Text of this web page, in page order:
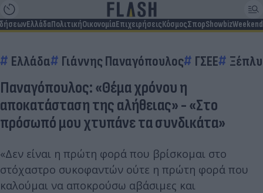
ΕλλάδαΠολιτικήΟικονομίαΕπιχειρήσειςΚόσμοςΣπορShowbizWeekend
Ελλάδα Γιάννης Παναγόπουλος ΓΣΕΕ
Παναγόπουλος: «Θέμα χρόνου η
αποκατάσταση της αλήθειας» - «Στο
πρόσωπό μου χτυπάνε τα συνδικάτα»
«Δεν είναι η πρώτη φορά που βρίσκομαι στο
στόχαστρο συκοφαντών ούτε η πρώτη φορά που
καλούμαι να αποκρούσω αβάσιμες και